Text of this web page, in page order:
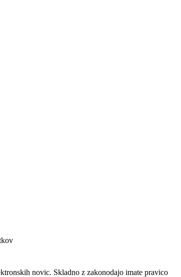
novic. Skladno z zakonodajo imate pravico